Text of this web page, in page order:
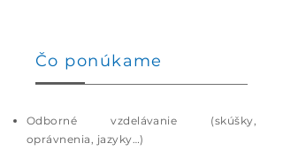
Čo ponúkame
Odborné vzdelávanie (skúšky,
oprávnenia, jazyky…)